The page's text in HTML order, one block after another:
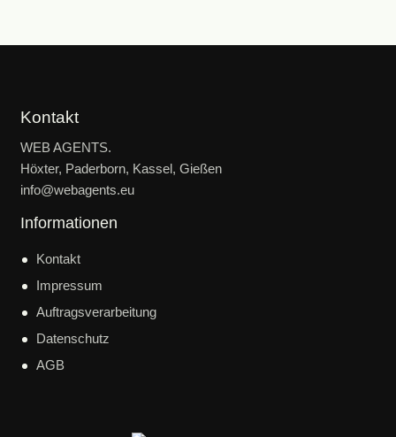
Kontakt
WEB AGENTS.
Höxter, Paderborn, Kassel, Gießen
info@webagents.eu
Informationen
Kontakt
Impressum
Auftragsverarbeitung
Datenschutz
AGB